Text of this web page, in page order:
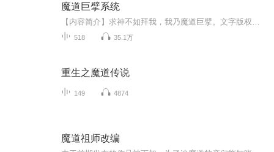
魔道巨擘系统
518 35.1万
重生之魔道传说
149 4874
魔道祖师改编